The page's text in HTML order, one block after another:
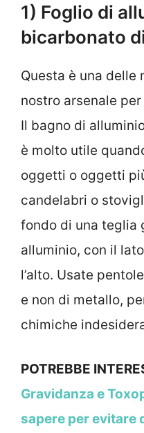
1) Foglio di
bicarbonato
Questa è una
nostro arsenale
Il bagno di
è molto utile
oggetti o oggetti
candelabri o
fondo di una teglia
alluminio, con il
l’alto. Usate
e non di metallo,
chimiche
POTREBBE
Gravidanza e
sapere per evitare